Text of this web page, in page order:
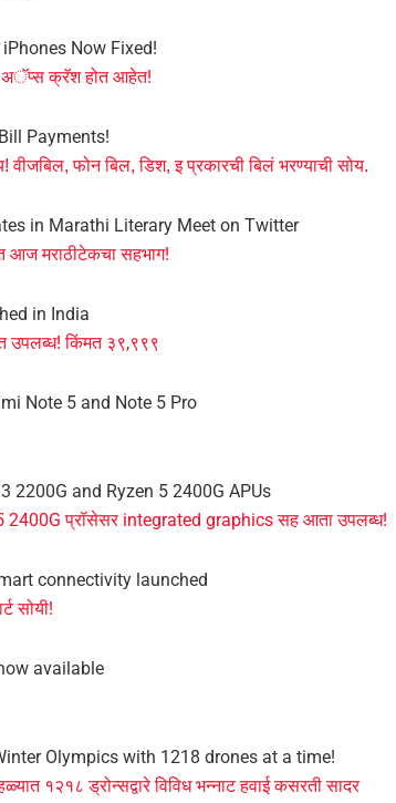
Now Fixed!
अॅप्स क्रॅश होत आहेत!
Payments!
फोन बिल, डिश, इ प्रकारची बिलं भरण्याची सोय.
in Marathi Literary Meet on Twitter
आज मराठीटेकचा सहभाग!
in India
उपलब्ध! किंमत ३९,९९९
Note 5 and Note 5 Pro
2200G and Ryzen 5 2400G APUs
2400G प्रॉसेसर integrated graphics सह आता उपलब्ध!
connectivity launched
सोयी!
available
Olympics with 1218 drones at a time!
१२१८ ड्रोन्सद्वारे विविध भन्नाट हवाई कसरती सादर